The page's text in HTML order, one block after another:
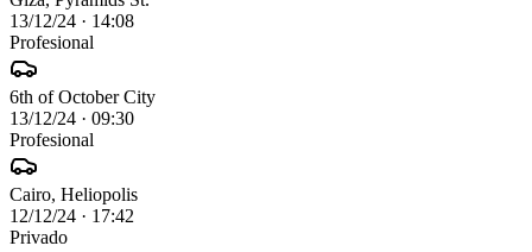
13/12/24 · 14:08
Profesional
6th of October City
13/12/24 · 09:30
Profesional
Cairo, Heliopolis
12/12/24 · 17:42
Privado